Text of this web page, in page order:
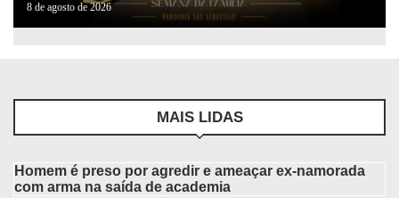
8 de agosto de 2026
MAIS LIDAS
Homem é preso por agredir e ameaçar ex-namorada
com arma na saída de academia